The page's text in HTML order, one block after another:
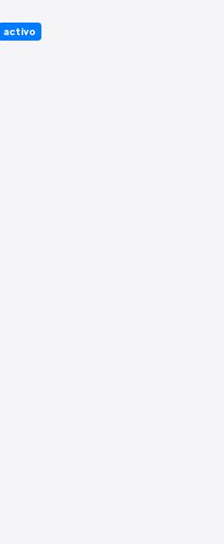
activo